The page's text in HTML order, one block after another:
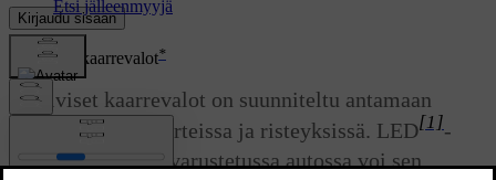
Kirjaudu sisään
Aktiiviset kaarrevalot*
Aktiiviset kaarrevalot on suunniteltu antamaan
lisävalaistusta kaarteissa ja risteyksissä. LED[1]-
valonheittimillä varustetussa autossa voi sen